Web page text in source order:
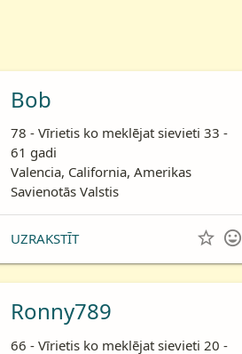
Bob
78 - Vīrietis ko meklējat sievieti 33 -
61 gadi
Valencia, California, Amerikas
Savienotās Valstis
UZRAKSTĪT  
Ronny789
66 - Vīrietis ko meklējat sievieti 20 -